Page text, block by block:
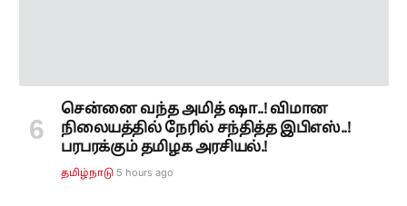
சென்னை வந்த அமித் ஷா..! விமான
நிலையத்தில் நேரில் சந்தித்த இபிஎஸ்..!
பரபரக்கும் தமிழக அரசியல்.!
தமிழ்நாடு 5 hours ago